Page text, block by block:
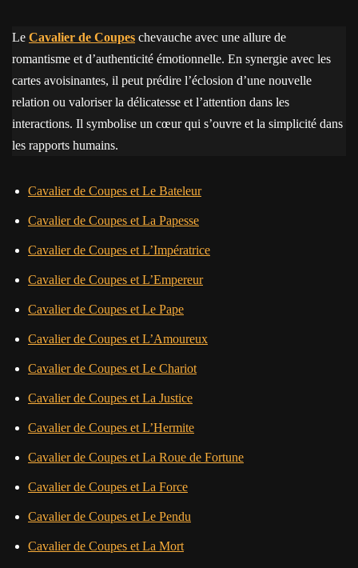
Le Cavalier de Coupes chevauche avec une allure de
romantisme et d’authenticité émotionnelle. En synergie avec les
cartes avoisinantes, il peut prédire l’éclosion d’une nouvelle
relation ou valoriser la délicatesse et l’attention dans les
interactions. Il symbolise un cœur qui s’ouvre et la simplicité dans
les rapports humains.
Cavalier de Coupes et Le Bateleur
Cavalier de Coupes et La Papesse
Cavalier de Coupes et L’Impératrice
Cavalier de Coupes et L’Empereur
Cavalier de Coupes et Le Pape
Cavalier de Coupes et L’Amoureux
Cavalier de Coupes et Le Chariot
Cavalier de Coupes et La Justice
Cavalier de Coupes et L’Hermite
Cavalier de Coupes et La Roue de Fortune
Cavalier de Coupes et La Force
Cavalier de Coupes et Le Pendu
Cavalier de Coupes et La Mort